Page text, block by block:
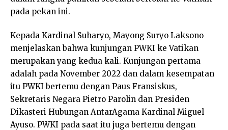
pada pekan ini.
Kepada Kardinal Suharyo, Mayong Suryo Laksono
menjelaskan bahwa kunjungan PWKI ke Vatikan
merupakan yang kedua kali. Kunjungan pertama
adalah pada November 2022 dan dalam kesempatan
itu PWKI bertemu dengan Paus Fransiskus,
Sekretaris Negara Pietro Parolin dan Presiden
Dikasteri Hubungan AntarAgama Kardinal Miguel
Ayuso. PWKI pada saat itu juga bertemu dengan